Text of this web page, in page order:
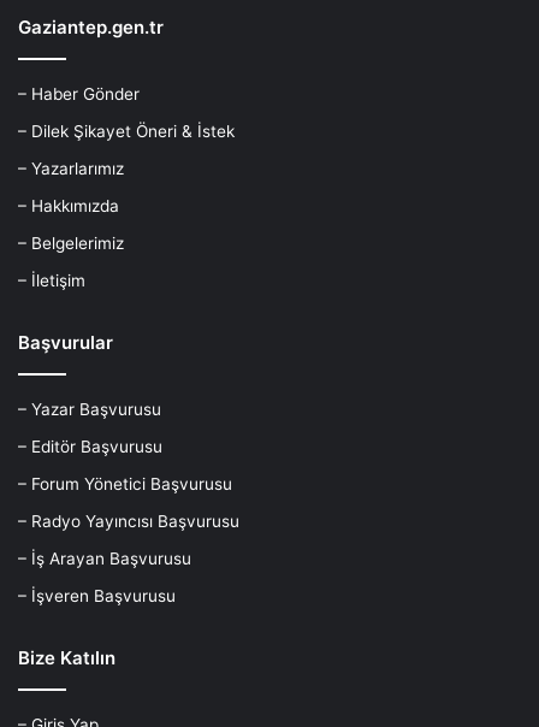
Gaziantep.gen.tr
– Haber Gönder
– Dilek Şikayet Öneri & İstek
– Yazarlarımız
– Hakkımızda
– Belgelerimiz
– İletişim
Başvurular
– Yazar Başvurusu
– Editör Başvurusu
– Forum Yönetici Başvurusu
– Radyo Yayıncısı Başvurusu
– İş Arayan Başvurusu
– İşveren Başvurusu
Bize Katılın